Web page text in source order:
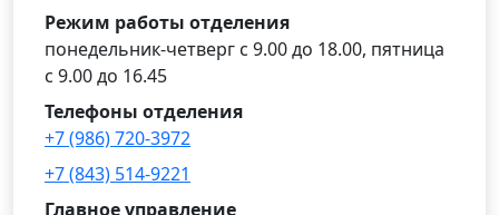
Режим работы отделения
понедельник-четверг с 9.00 до 18.00, пятница
с 9.00 до 16.45
Телефоны отделения
+7 (986) 720-3972
+7 (843) 514-9221
Главное управление